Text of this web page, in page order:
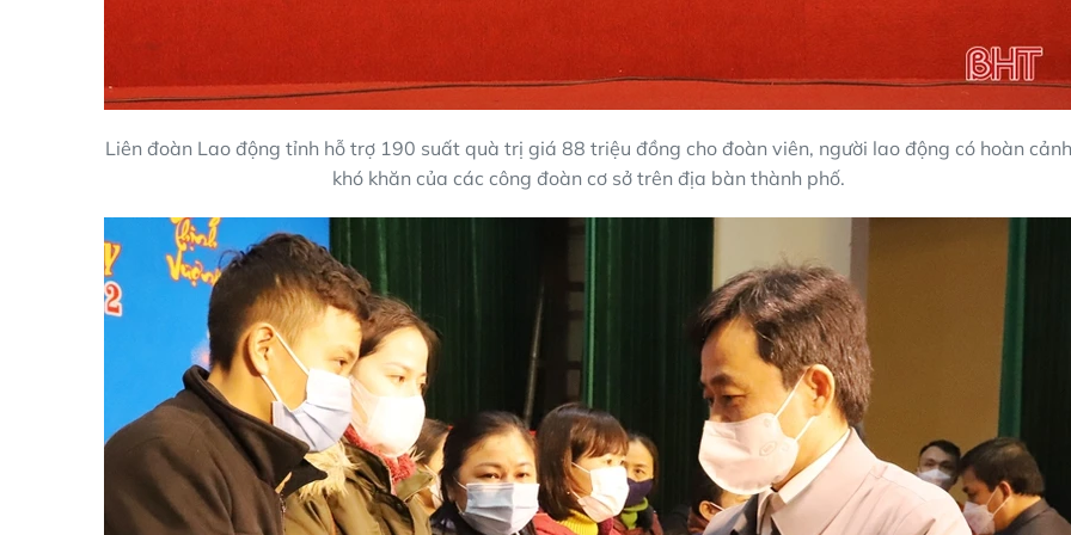
Liên đoàn Lao động tỉnh hỗ trợ 190 suất quà trị giá 88 triệu đồng cho đoàn viên, người lao động có hoàn cảnh
khó khăn của các công đoàn cơ sở trên địa bàn thành phố.